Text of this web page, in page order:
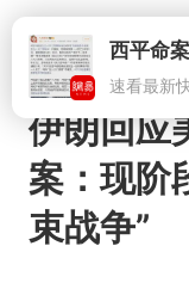
伊朗回应
案：现阶
束战争”